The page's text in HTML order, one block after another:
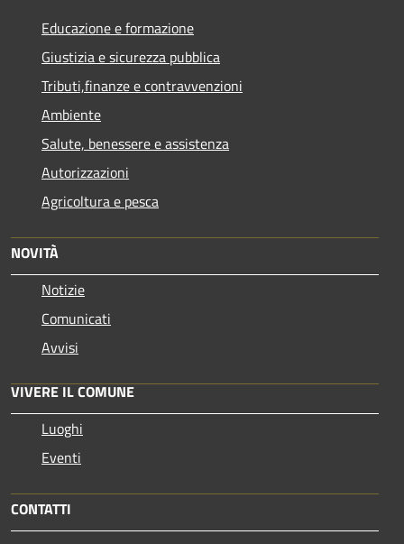
Educazione e formazione
Giustizia e sicurezza pubblica
Tributi,finanze e contravvenzioni
Ambiente
Salute, benessere e assistenza
Autorizzazioni
Agricoltura e pesca
NOVITÀ
Notizie
Comunicati
Avvisi
VIVERE IL COMUNE
Luoghi
Eventi
CONTATTI